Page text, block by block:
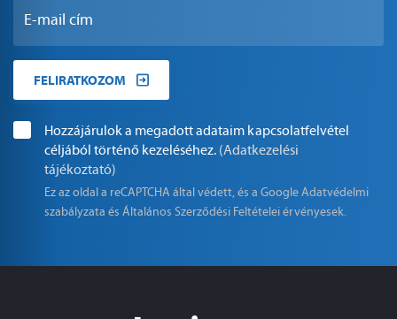
FELIRATKOZOM
Hozzájárulok a megadott adataim kapcsolatfelvétel
céljából történő kezeléséhez. (Adatkezelési
tájékoztató)
Ez az oldal a reCAPTCHA által védett, és a GoogleAdatvédelmi
szabályzata és Általános Szerződési Feltételeiérvényesek.